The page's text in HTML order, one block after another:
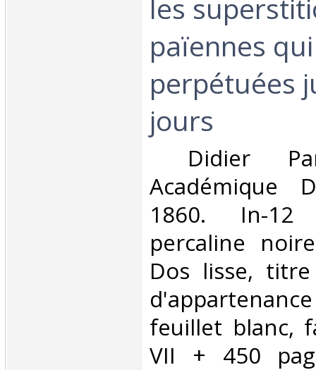
les
païennes
perpétuées
jours‎
Didier
Académique
1860. In-
percaline
Dos lisse,
feuillet blanc,
VII + 450